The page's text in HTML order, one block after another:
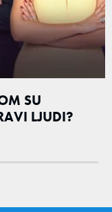
SU
LJUDI?